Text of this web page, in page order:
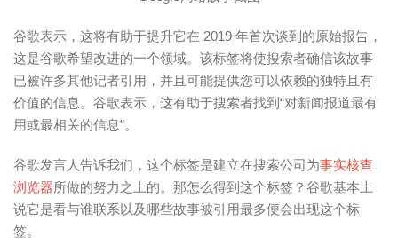
谷歌表示，这将有助于提升它在 2019 年首次谈到的原始报告，
这是谷歌希望改进的一个领域。该标签将使搜索者确信该故事
已被许多其他记者引用，并且可能提供您可以依赖的独特且有
价值的信息。谷歌表示，这有助于搜索者找到“对新闻报道最有
用或最相关的信息”。
谷歌发言人告诉我们，这个标签是建立在搜索公司为事实核查
浏览器所做的努力之上的。 那怎么得到这个标签？谷歌基本上
说它是看与谁联系以及哪些故事被引用最多便会出现这个标
签。